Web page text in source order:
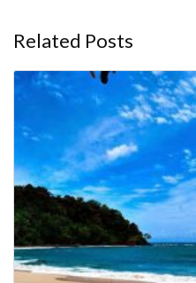
Related Posts